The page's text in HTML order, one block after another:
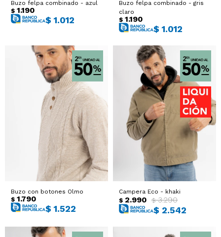
Buzo felpa combinado - azul
$ 1.190
$ 1.012
Buzo felpa combinado - gris
claro
$ 1.190
$ 1.012
Buzo con botones Olmo
$ 1.790
$ 1.522
Campera Eco - khaki
$ 2.990 $ 3.290
$ 2.542